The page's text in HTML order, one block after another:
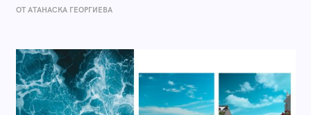
ОТ АТАНАСКА ГЕОРГИЕВА